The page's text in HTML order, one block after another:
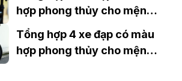
hợp phong thủy cho mệnh
Mộc
Tổng hợp 4 xe đạp có màu
hợp phong thủy cho mệnh